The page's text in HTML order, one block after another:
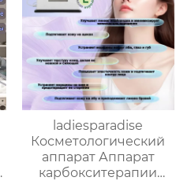
ladiesparadise
Косметологический
аппарат Аппарат
карбокситерапии